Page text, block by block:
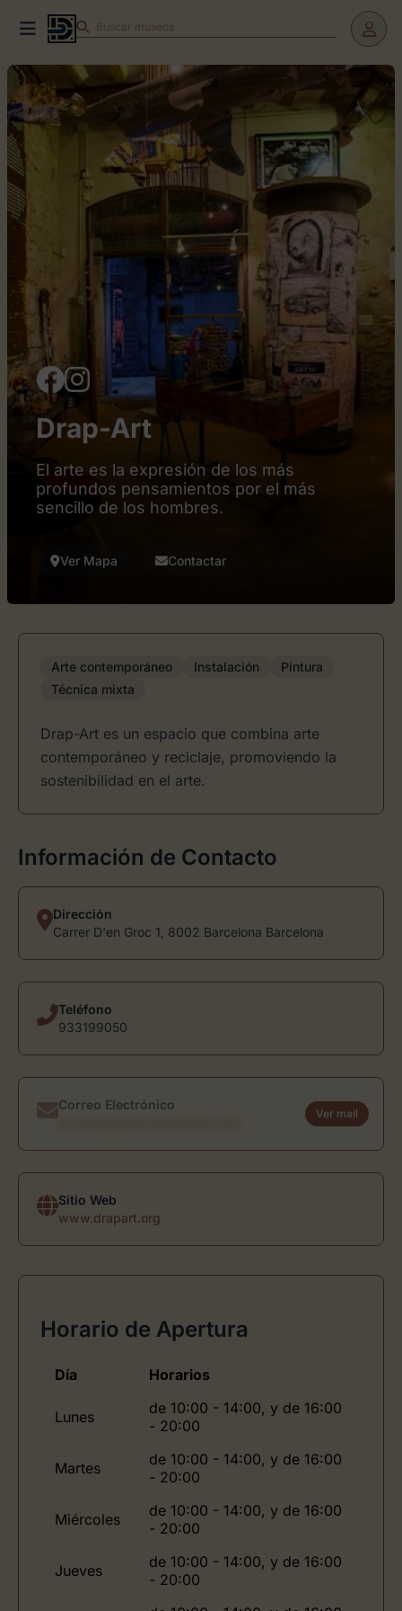
Buscar museos
Drap-Art
El arte es la expresión de los más
profundos pensamientos por el más
sencillo de los hombres.
Ver Mapa Contactar
Arte contemporáneo Instalación
Pintura
Técnica mixta
Drap-Art es un espacio que combina arte
contemporáneo y reciclaje, promoviendo la
sostenibilidad en el arte.
Información de Contacto
Dirección
Carrer D'en Groc 1, 8002 Barcelona Barcelona
Teléfono
933199050
Correo Electrónico
Ver mail
Sitio Web
www.drapart.org
Horario de Apertura
Día Horarios
Lunes
de 10:00 - 14:00, y de 16:00
- 20:00
Martes
de 10:00 - 14:00, y de 16:00
- 20:00
Miércoles
de 10:00 - 14:00, y de 16:00
- 20:00
Jueves
de 10:00 - 14:00, y de 16:00
- 20:00